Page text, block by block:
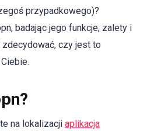
przypadkowego)?
badając jego funkcje, zalety i
zdecydować, czy jest to
na lokalizacji aplikacja